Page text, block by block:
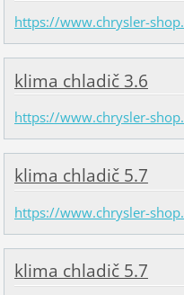
https://www.chrysler-
klima chladič 3.6
https://www.chrysler-
klima chladič 5.7
https://www.chrysler-
klima chladič 5.7